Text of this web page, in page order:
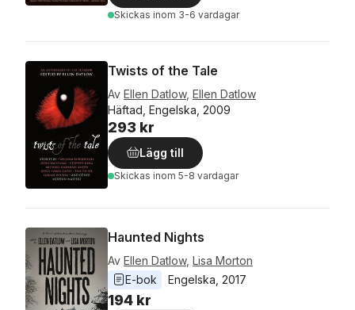
Skickas inom 3-6 vardagar
Twists of the Tale
Av Ellen Datlow, Ellen Datlow
Häftad, Engelska, 2009
293 kr
Lägg till
Skickas inom 5-8 vardagar
Haunted Nights
Av Ellen Datlow, Lisa Morton
E-bok
Engelska 2017
194 kr